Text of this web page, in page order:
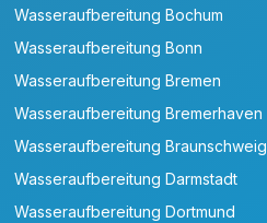
Wasseraufbereitung Bochum
Wasseraufbereitung Bonn
Wasseraufbereitung Bremen
Wasseraufbereitung Bremerhaven
Wasseraufbereitung Braunschweig
Wasseraufbereitung Darmstadt
Wasseraufbereitung Dortmund